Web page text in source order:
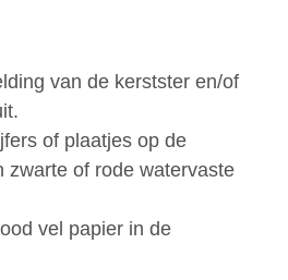
van de kerstster en/of
of plaatjes op de
zwarte of rode watervaste
vel papier in de